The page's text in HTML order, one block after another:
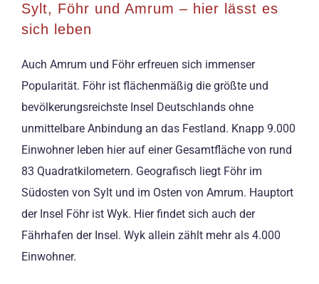
Sylt, Föhr und Amrum – hier lässt es
sich leben
Auch Amrum und Föhr erfreuen sich immenser
Popularität. Föhr ist flächenmäßig die größte und
bevölkerungsreichste Insel Deutschlands ohne
unmittelbare Anbindung an das Festland. Knapp 9.000
Einwohner leben hier auf einer Gesamtfläche von rund
83 Quadratkilometern. Geografisch liegt Föhr im
Südosten von Sylt und im Osten von Amrum. Hauptort
der Insel Föhr ist Wyk. Hier findet sich auch der
Fährhafen der Insel. Wyk allein zählt mehr als 4.000
Einwohner.